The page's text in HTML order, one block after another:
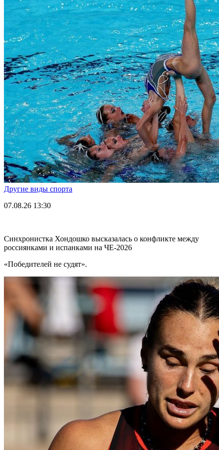
Другие виды спорта
07.08.26 13:30
Синхронистка Хондошко высказалась о конфликте между
россиянками и испанками на ЧЕ-2026
«Победителей не судят».